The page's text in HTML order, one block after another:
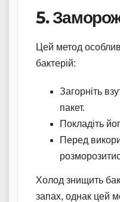
5.
Цей метод
бактерій:
Загорніть
пакет.
Покладіть
Перед
Холод знищить
запах, однак цей